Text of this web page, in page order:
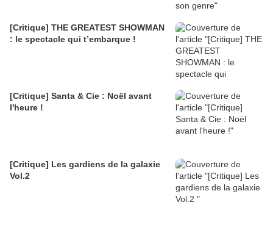
[Critique] THE GREATEST SHOWMAN
: le spectacle qui t’embarque !
[Critique] Santa & Cie : Noël avant
l'heure !
[Critique] Les gardiens de la galaxie
Vol.2